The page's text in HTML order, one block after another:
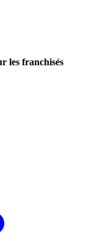
les franchisés